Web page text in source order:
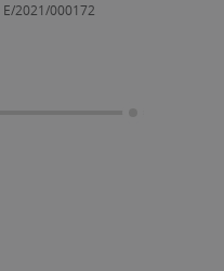
E/2021/000172